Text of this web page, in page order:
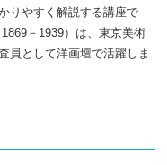
りやすく解説する講座で
－1939）は、東京美術
員として洋画壇で活躍しま